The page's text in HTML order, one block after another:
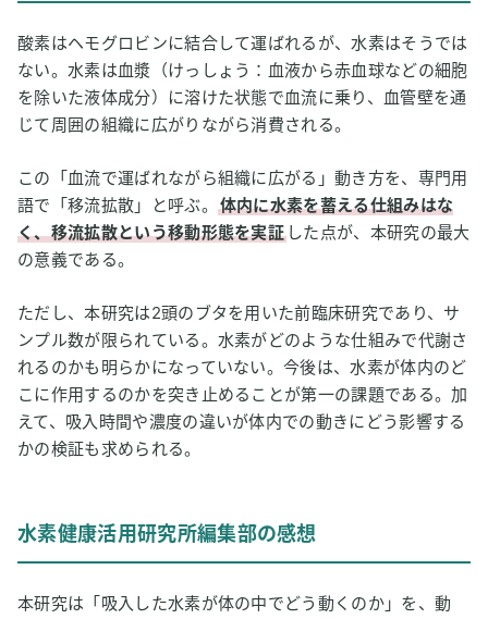
酸素はヘモグロビンに結合して運ばれるが、水素はそうでは
ない。水素は血漿（けっしょう：血液から赤血球などの細胞
を除いた液体成分）に溶けた状態で血流に乗り、血管壁を通
じて周囲の組織に広がりながら消費される。
この「血流で運ばれながら組織に広がる」動き方を、専門用
語で「移流拡散」と呼ぶ。 体内に水素を蓄える仕組みはな
く、移流拡散という移動形態を実証 した点が、本研究の最大
の意義である。
ただし、本研究は2頭のブタを用いた前臨床研究であり、サ
ンプル数が限られている。水素がどのような仕組みで代謝さ
れるのかも明らかになっていない。今後は、水素が体内のど
こに作用するのかを突き止めることが第一の課題である。加
えて、吸入時間や濃度の違いが体内での動きにどう影響する
かの検証も求められる。
水素健康活用研究所編集部の感想
本研究は「吸入した水素が体の中でどう動くのか」を、動